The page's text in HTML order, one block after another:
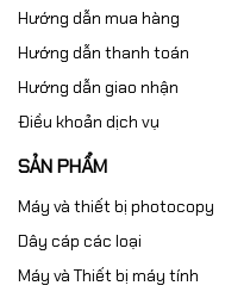
Hướng dẫn mua hàng
Hướng dẫn thanh toán
Hướng dẫn giao nhận
Điều khoản dịch vụ
SẢN PHẨM
Máy và thiết bị photocopy
Dây cáp các loại
Máy và Thiết bị máy tính